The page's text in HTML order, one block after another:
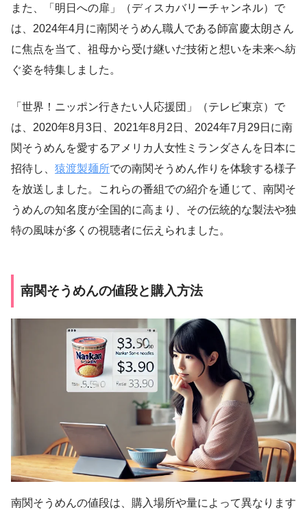
また、「明日への扉」（ディスカバリーチャンネル）で
は、2024年4月に南関そうめん職人である師富慶太朗さん
に焦点を当て、祖母から受け継いだ技術と想いを未来へ紡
ぐ姿を特集しました。
「世界！ニッポン行きたい人応援団」（テレビ東京）で
は、2020年8月3日、2021年8月2日、2024年7月29日に南
関そうめんを愛するアメリカ人女性ミランダさんを日本に
招待し、 猿渡製麺所での南関そうめん作りを体験する様子
を放送しました。これらの番組での紹介を通じて、南関そ
うめんの知名度が全国的に高まり、その伝統的な製法や独
特の風味が多くの視聴者に伝えられました。
南関そうめんの値段と購入方法
南関そうめんの値段は、購入場所や量によって異なります